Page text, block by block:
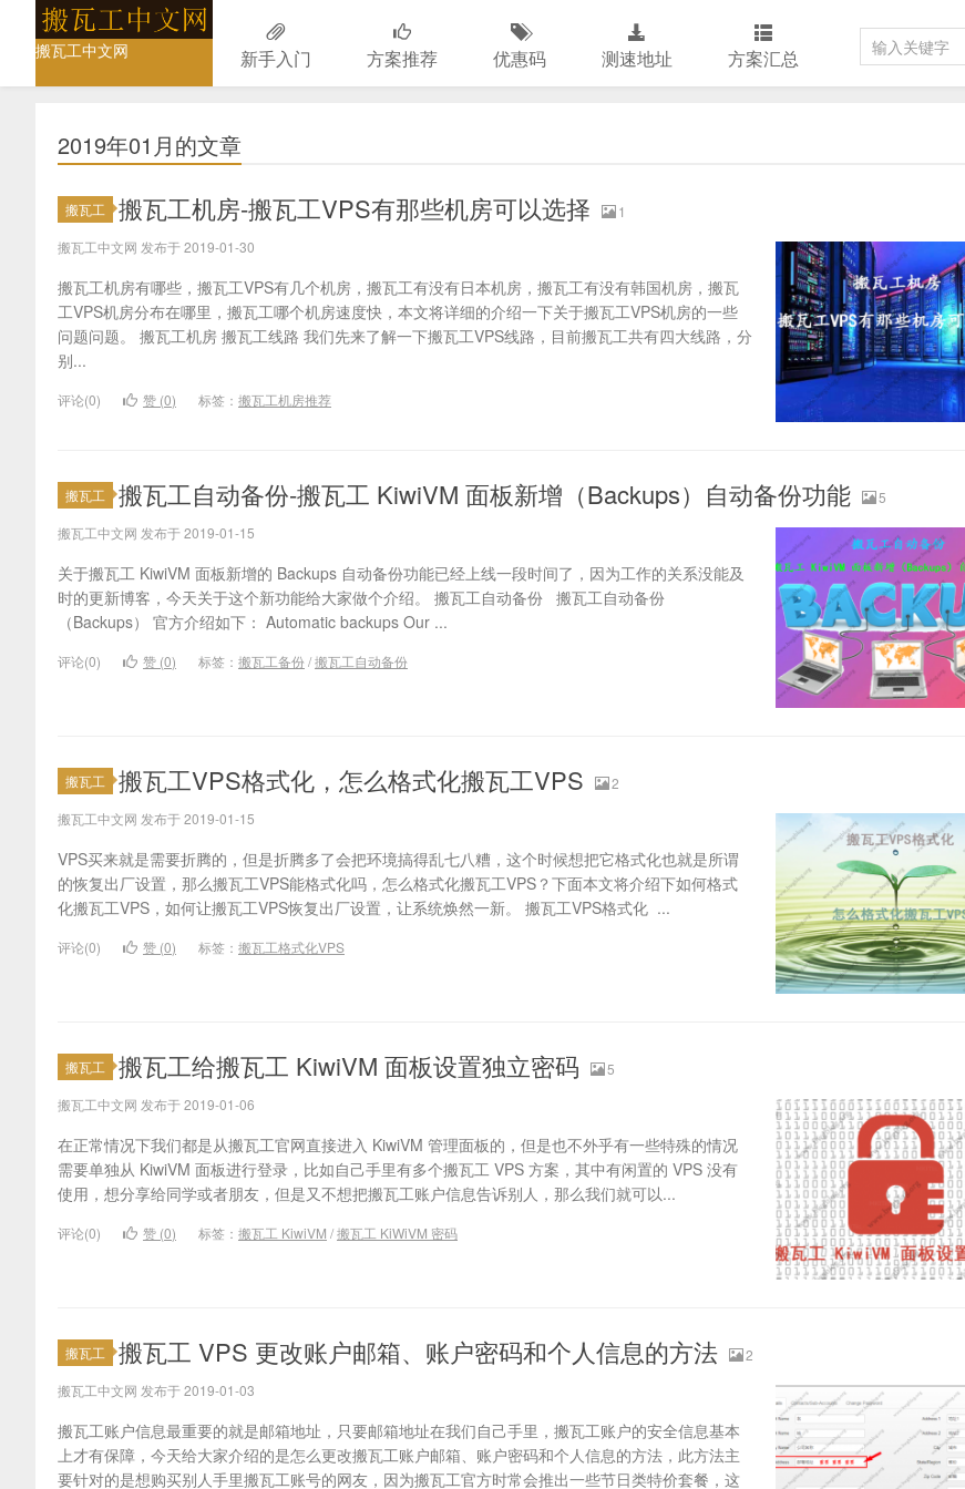
搬瓦工中文网 新手入门 方案推荐 优惠码 测速地址 方案汇总
2019年01月的文章
搬瓦工 搬瓦工机房-搬瓦工VPS有那些机房可以选择
1
搬瓦工中文网 发布于 2019-01-30
搬瓦工机房有哪些，搬瓦工VPS有几个机房，搬瓦工有没有日本机房，搬瓦工有没有韩国机房，搬瓦
工VPS机房分布在哪里，搬瓦工哪个机房速度快，本文将详细的介绍一下关于搬瓦工VPS机房的一些
问题问题。 搬瓦工机房 搬瓦工线路 我们先来了解一下搬瓦工VPS线路，目前搬瓦工共有四大线路，分
别...
评论(0) 赞 (0) 标签： 搬瓦工机房推荐
搬瓦工 搬瓦工自动备份-搬瓦工 KiwiVM 面板新增（Backups）自动备份功能
5
搬瓦工中文网 发布于 2019-01-15
关于搬瓦工 KiwiVM 面板新增的 Backups 自动备份功能已经上线一段时间了，因为工作的关系没能及
时的更新博客，今天关于这个新功能给大家做个介绍。 搬瓦工自动备份 搬瓦工自动备份
（Backups） 官方介绍如下： Automatic backups Our ...
评论(0) 赞 (0) 标签： 搬瓦工备份 /搬瓦工自动备份
搬瓦工 搬瓦工VPS格式化，怎么格式化搬瓦工VPS
2
搬瓦工中文网 发布于 2019-01-15
VPS买来就是需要折腾的，但是折腾多了会把环境搞得乱七八糟，这个时候想把它格式化也就是所谓
的恢复出厂设置，那么搬瓦工VPS能格式化吗，怎么格式化搬瓦工VPS？下面本文将介绍下如何格式
化搬瓦工VPS，如何让搬瓦工VPS恢复出厂设置，让系统焕然一新。 搬瓦工VPS格式化 ...
评论(0) 赞 (0) 标签： 搬瓦工格式化VPS
搬瓦工 搬瓦工给搬瓦工 KiwiVM 面板设置独立密码
5
搬瓦工中文网 发布于 2019-01-06
在正常情况下我们都是从搬瓦工官网直接进入 KiwiVM 管理面板的，但是也不外乎有一些特殊的情况
需要单独从 KiwiVM 面板进行登录，比如自己手里有多个搬瓦工 VPS 方案，其中有闲置的 VPS 没有
使用，想分享给同学或者朋友，但是又不想把搬瓦工账户信息告诉别人，那么我们就可以...
评论(0) 赞 (0) 标签： 搬瓦工 KiwiVM /搬瓦工 KiWiVM 密码
搬瓦工 搬瓦工 VPS 更改账户邮箱、账户密码和个人信息的方法
2
搬瓦工中文网 发布于 2019-01-03
搬瓦工账户信息最重要的就是邮箱地址，只要邮箱地址在我们自己手里，搬瓦工账户的安全信息基本
上才有保障，今天给大家介绍的是怎么更改搬瓦工账户邮箱、账户密码和个人信息的方法，此方法主
要针对的是想购买别人手里搬瓦工账号的网友，因为搬瓦工官方时常会推出一些节日类特价套餐，这